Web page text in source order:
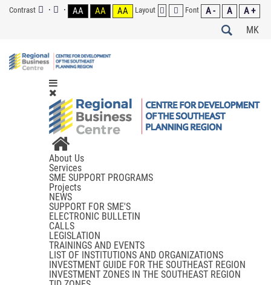
Contrast AA AA AA Layout Font A - A A +
MK
About Us
Services
SME SUPPORT PROGRAMS
Projects
NEWS
SUPPORT FOR SME'S
ELECTRONIC BULLETIN
CALLS
LEGISLATION
TRAININGS AND EVENTS
LIST OF INSTITUTIONS AND ORGANIZATIONS
INVESTMENT GUIDE FOR THE SOUTHEAST REGION
INVESTMENT ZONES IN THE SOUTHEAST REGION